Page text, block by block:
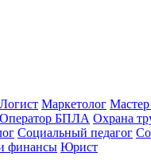
Логист Маркетолог
Оператор БПЛА Охрана
Социальный педагог
финансы Юрист